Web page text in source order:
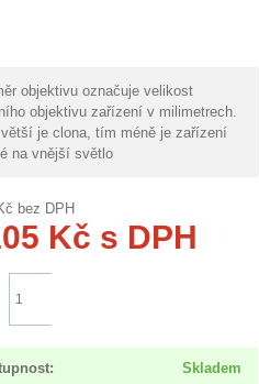
objektivu označuje velikost
objektivu zařízení v milimetrech.
je clona, tím méně je zařízení
na vnější světlo
bez DPH
Kč s DPH
Skladem